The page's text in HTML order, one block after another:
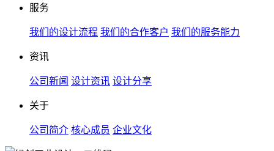
服务
我们的设计流程 我们的合作客户 我们的服务能力
资讯
公司新闻 设计资讯 设计分享
关于
公司简介 核心成员 企业文化